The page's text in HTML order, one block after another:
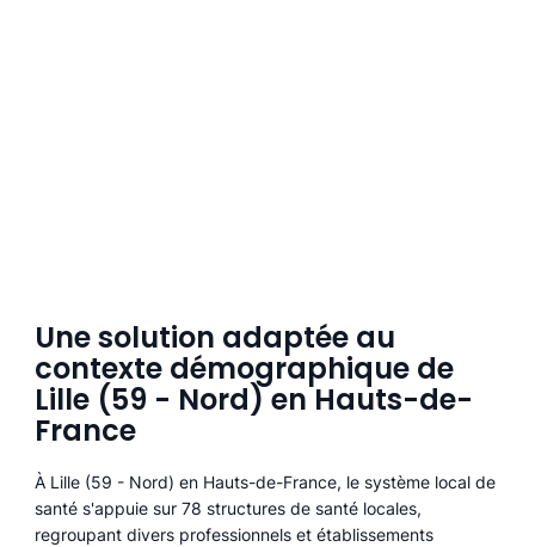
Une solution adaptée au
contexte démographique de
Lille (59 - Nord) en Hauts-de-
France
À Lille (59 - Nord) en Hauts-de-France, le système local de
santé s'appuie sur 78 structures de santé locales,
regroupant divers professionnels et établissements